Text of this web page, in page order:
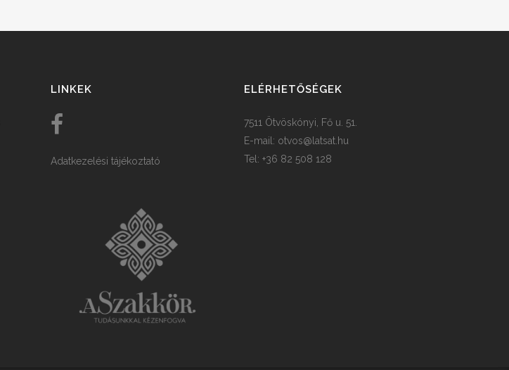
LINKEK
Adatkezelési tájékoztató
ELÉRHETŐSÉGEK
7511 Ötvöskónyi, Fő u. 51.
E-mail: otvos@latsat.hu
Tel: +36 82 508 128